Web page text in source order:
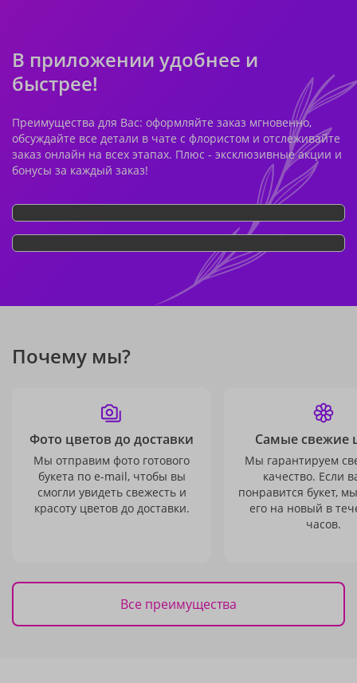
В приложении удобнее и
быстрее!
Преимущества для Вас: оформляйте заказ мгновенно,
обсуждайте все детали в чате с флористом и отслеживайте
заказ онлайн на всех этапах. Плюс - эксклюзивные акции и
бонусы за каждый заказ!
Почему мы?
Фото цветов до доставки
Мы отправим фото готового
букета по e-mail, чтобы вы
смогли увидеть свежесть и
красоту цветов до доставки.
Самые свежие
Мы гарантируем
качество. Если
понравится букет,
его на новый в
часов.
Все преимущества